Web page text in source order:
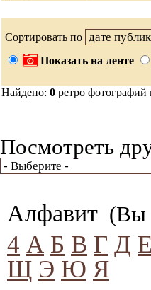
Сортировать по
Показать на ленте
Найдено: 0 ретро
Посмотреть
Алфавит (Вы
4 А Б В Г Д
Щ Э Ю Я